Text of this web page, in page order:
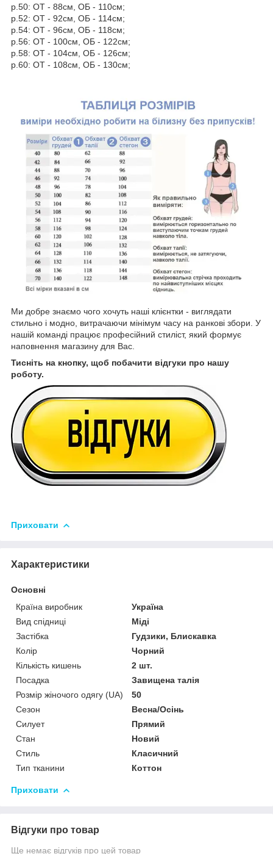
р.50: ОТ - 88см, ОБ - 110см;
р.52: ОТ - 92см, ОБ - 114см;
р.54: ОТ - 96см, ОБ - 118см;
р.56: ОТ - 100см, ОБ - 122см;
р.58: ОТ - 104см, ОБ - 126см;
р.60: ОТ - 108см, ОБ - 130см;
Ми добре знаємо чого хочуть наші клієнтки - виглядати
стильно і модно, витрачаючи мінімум часу на ранкові збори. У
нашій команді працює професійний стиліст, який формує
наповнення магазину для Вас.
Тисніть на кнопку, щоб побачити відгуки про нашу
роботу.
Приховати
Характеристики
Основні
Країна виробник
Україна
Вид спідниці
Міді
Застібка
Гудзики, Блискавка
Колір
Чорний
Кількість кишень
2 шт.
Посадка
Завищена талія
Розмір жіночого одягу (UA)
50
Сезон
Весна/Осінь
Силует
Прямий
Стан
Новий
Стиль
Класичний
Тип тканини
Коттон
Приховати
Відгуки про товар
Ще немає відгуків про цей товар